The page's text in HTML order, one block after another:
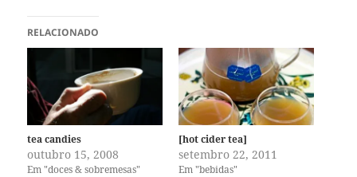
RELACIONADO
tea candies
outubro 15, 2008
Em "doces & sobremesas"
[hot cider tea]
setembro 22, 2011
Em "bebidas"